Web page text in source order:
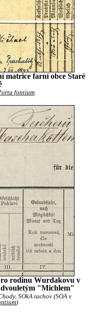
matrice farní obce Staré
fontium
rodinu Wurdakovu v
"Michlem"
SOkA tachov (SOA v
)